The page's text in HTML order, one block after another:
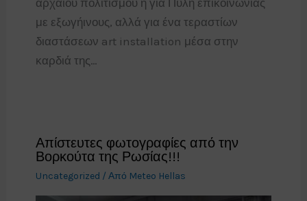
με εξωγήινους, αλλά για ένα τεραστίων
διαστάσεων art installation μέσα στην
καρδιά της…
Απίστευτες φωτογραφίες από την
Βορκούτα της Ρωσίας!!!
Uncategorized / Από Meteo Hellas